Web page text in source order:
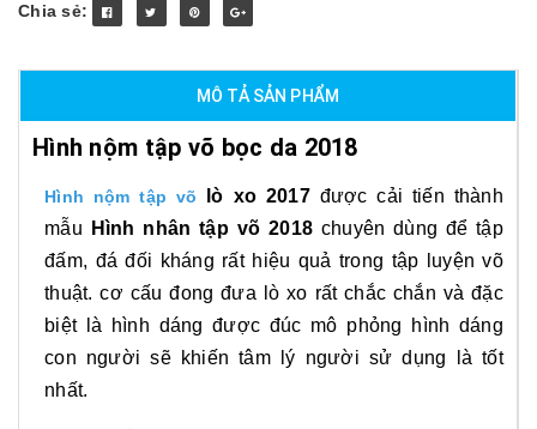
Chia sẻ:
MÔ TẢ SẢN PHẨM
Hình nộm tập võ bọc da 2018
Hình nộm tập võ lò xo 2017 được cải tiến thành
mẫu
Hình nhân tập võ 2018 chuyên dùng để tập
đấm, đá đối kháng rất hiệu quả trong tập luyện võ
thuật. cơ cấu đong đưa lò xo rất chắc chắn và đặc
biệt là hình dáng được đúc mô phỏng hình dáng
con người sẽ khiến tâm lý người sử dụng là tốt
nhất.